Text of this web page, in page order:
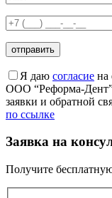
Я даю согласие на
ООО “Реформа-
заявки и обратной
по ссылке
Заявка на
Получите